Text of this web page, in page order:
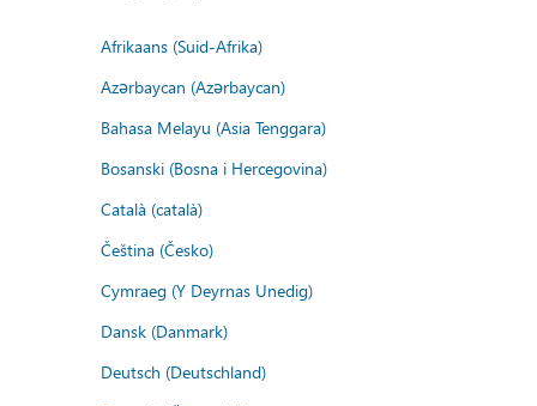
Afrikaans (Suid-Afrika)
Azərbaycan (Azərbaycan)
Bahasa Melayu (Asia Tenggara)
Bosanski (Bosna i Hercegovina)
Català (català)
Čeština (Česko)
Cymraeg (Y Deyrnas Unedig)
Dansk (Danmark)
Deutsch (Deutschland)